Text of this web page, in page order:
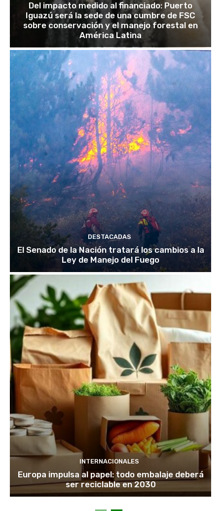
Del impacto medido al financiado: Puerto
Iguazú será la sede de una cumbre de FSC
sobre conservación y el manejo forestal en
América Latina
DESTACADAS
El Senado de la Nación tratará los cambios a la
Ley de Manejo del Fuego
INTERNACIONALES
Europa impulsa al papel: todo embalaje deberá
ser reciclable en 2030